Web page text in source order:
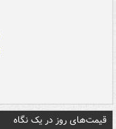
قیمت‌های روز در یک نگاه